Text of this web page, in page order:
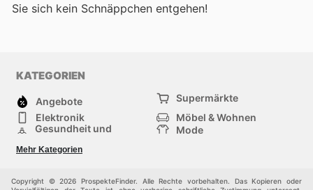
Sie sich kein Schnäppchen entgehen!
KATEGORIEN
Angebote
Supermärkte
Elektronik
Möbel & Wohnen
Gesundheit und
Mode
Sportartikel und
Sportbekleidung
Einkaufzentren
Andere
Mehr Kategorien
Copyright © 2026 ProspekteFinder. Alle Rechte vorbehalten. Das Kopieren oder